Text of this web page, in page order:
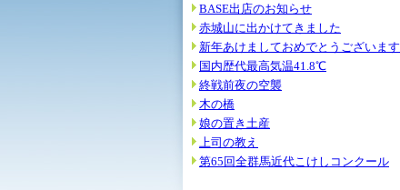
BASE出店のお知らせ
赤城山に出かけてきました
新年あけましておめでとうございます
国内歴代最高気温41.8℃
終戦前夜の空襲
木の橋
娘の置き土産
上司の教え
第65回全群馬近代こけしコンクール